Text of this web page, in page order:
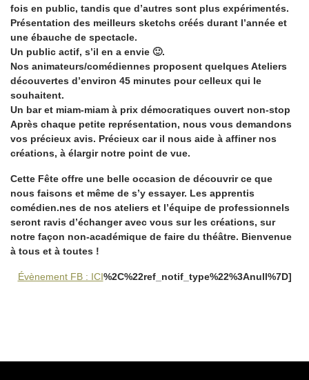
fois en public, tandis que d’autres sont plus expérimentés.
Présentation des meilleurs sketchs créés durant l’année et
une ébauche de spectacle.
Un public actif, s’il en a envie 🙂.
Nos animateurs/comédiennes proposent quelques Ateliers
découvertes d’environ 45 minutes pour celleux qui le
souhaitent.
Un bar et miam-miam à prix démocratiques ouvert non-stop
Après chaque petite représentation, nous vous demandons
vos précieux avis. Précieux car il nous aide à affiner nos
créations, à élargir notre point de vue.
Cette Fête offre une belle occasion de découvrir ce que
nous faisons et même de s’y essayer. Les apprentis
comédien.nes de nos ateliers et l’équipe de professionnels
seront ravis d’échanger avec vous sur les créations, sur
notre façon non-académique de faire du théâtre. Bienvenue
à tous et à toutes !
Évènement FB : ICI%2C%22ref_notif_type%22%3Anull%7D]